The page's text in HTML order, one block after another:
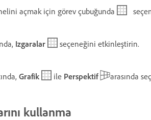
açmak için görev çubuğunda
Izgaralar seçeneğini etkinleştirin.
Grafik ile Perspektif arasında
kullanma